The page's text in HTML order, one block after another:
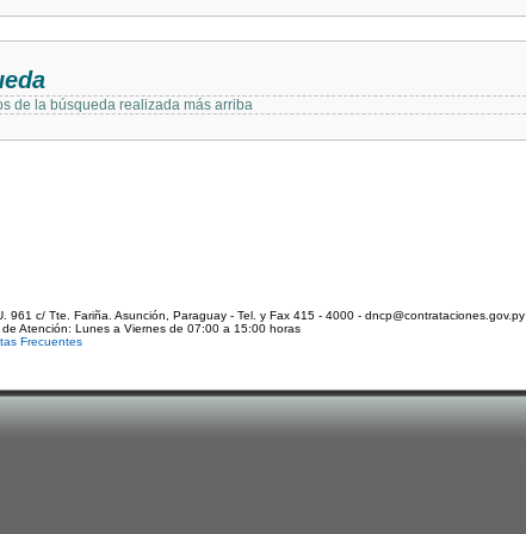
de la búsqueda realizada más arriba
961 c/ Tte. Fariña. Asunción, Paraguay - Tel. y Fax 415 - 4000 - dncp@contrataciones.gov.py
de Atención: Lunes a Viernes de 07:00 a 15:00 horas
Frecuentes